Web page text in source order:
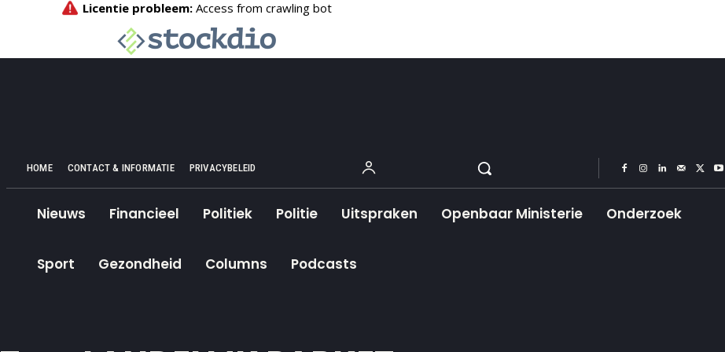
HOME CONTACT & INFORMATIE PRIVACYBELEID
Nieuws Financieel Politiek Politie Uitspraken Openbaar Ministerie Onderzoek
Sport Gezondheid Columns Podcasts